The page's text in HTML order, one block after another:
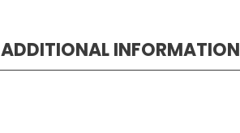
ADDITIONAL INFORMATION